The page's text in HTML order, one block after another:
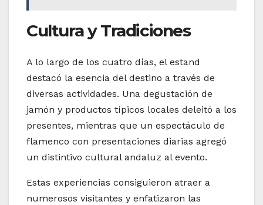
Cultura y Tradiciones
A lo largo de los cuatro días, el estand
destacó la esencia del destino a través de
diversas actividades. Una degustación de
jamón y productos típicos locales deleitó a los
presentes, mientras que un espectáculo de
flamenco con presentaciones diarias agregó
un distintivo cultural andaluz al evento.
Estas experiencias consiguieron atraer a
numerosos visitantes y enfatizaron las